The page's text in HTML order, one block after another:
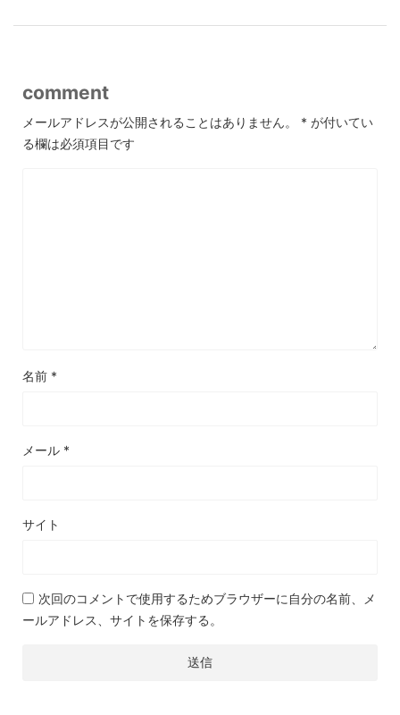
comment
メールアドレスが公開されることはありません。 * が付いてい
る欄は必須項目です
名前 *
メール *
サイト
次回のコメントで使用するためブラウザーに自分の名前、メ
ールアドレス、サイトを保存する。